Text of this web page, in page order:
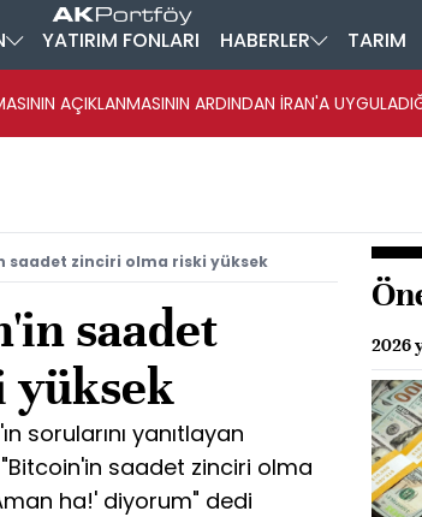
YATIRIM FONLARI HABERLER TARIM
AÇIKLANMASININ ARDINDAN İRAN'A
saadet zinciri olma riski yüksek
saadet
sorularını yanıtlayan
saadet zinciri olma
ha!' diyorum" dedi
2026